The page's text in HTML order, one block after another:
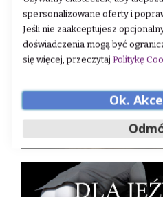
spersonalizowane oferty i
Jeśli nie zaakceptujesz
doświadczenia mogą być
się więcej, przeczytaj Politykę
Ok.